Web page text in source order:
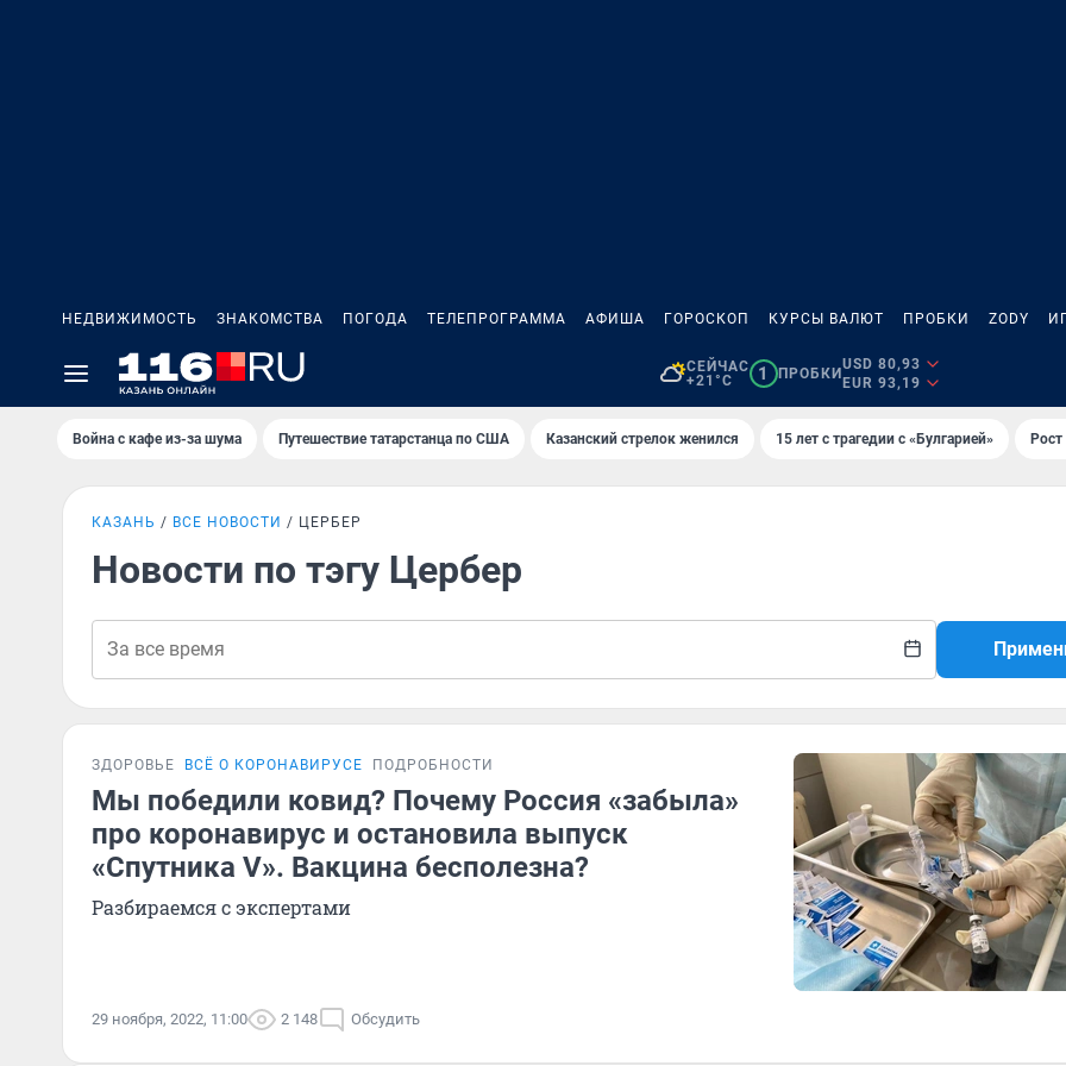
НЕДВИЖИМОСТЬ ЗНАКОМСТВА ПОГОДА ТЕЛЕПРОГРАММА АФИША ГОРОСКОП КУРСЫ ВАЛЮТ ПРОБКИ ZODY
СЕЙЧАС
+21°C
1 ПРОБКИ
USD 80,93
EUR 93,19
Война с кафе из-за шума Путешествие татарстанца по США Казанский стрелок женился 15 лет с трагедии с «Булгарией»
КАЗАНЬ ВСЕ НОВОСТИ ЦЕРБЕР
Новости по тэгу Цербер
ЗДОРОВЬЕ ВСЁ О КОРОНАВИРУСЕ ПОДРОБНОСТИ
Мы победили ковид? Почему Россия «забыла»
про коронавирус и остановила выпуск
«Спутника V». Вакцина бесполезна?
Разбираемся с экспертами
29 ноября, 2022, 11:00 2 148 Обсудить